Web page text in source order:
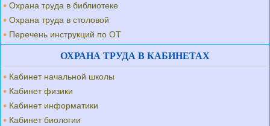
Охрана труда в библиотеке
Охрана труда в столовой
Перечень инструкций по ОТ
ОХРАНА ТРУДА В КАБИНЕТАХ
Кабинет начальной школы
Кабинет физики
Кабинет информатики
Кабинет биологии